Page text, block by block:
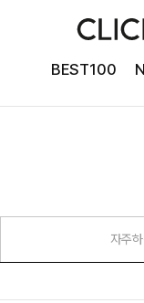
BEST100
자주